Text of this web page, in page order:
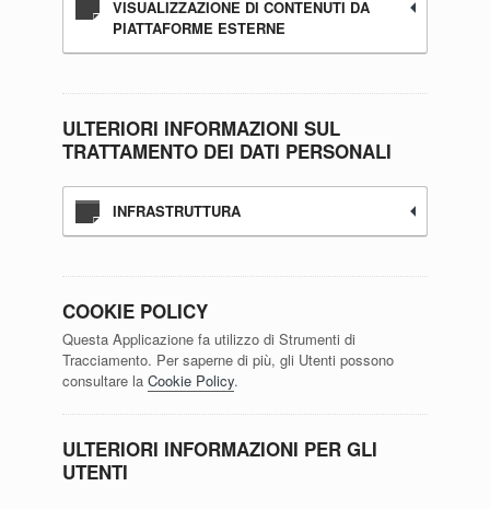
VISUALIZZAZIONE DI CONTENUTI DA
PIATTAFORME ESTERNE
ULTERIORI INFORMAZIONI SUL
TRATTAMENTO DEI DATI PERSONALI
INFRASTRUTTURA
COOKIE POLICY
Questa Applicazione fa utilizzo di Strumenti di
Tracciamento. Per saperne di più, gli Utenti possono
consultare la Cookie Policy.
ULTERIORI INFORMAZIONI PER GLI
UTENTI